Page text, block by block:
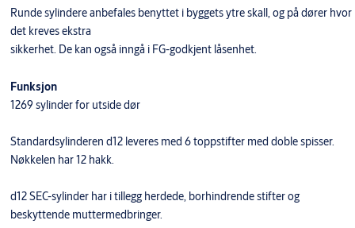
Runde sylindere anbefales benyttet i byggets ytre skall, og på dører hvor
det kreves ekstra
sikkerhet. De kan også inngå i FG-godkjent låsenhet.
Funksjon
1269 sylinder for utside dør
Standardsylinderen d12 leveres med 6 toppstifter med doble spisser.
Nøkkelen har 12 hakk.
d12 SEC-sylinder har i tillegg herdede, borhindrende stifter og
beskyttende muttermedbringer.